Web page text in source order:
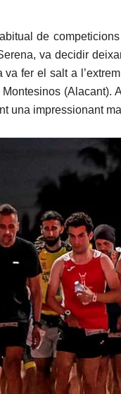
de
va decidir
va fer el salt a
una impressionant